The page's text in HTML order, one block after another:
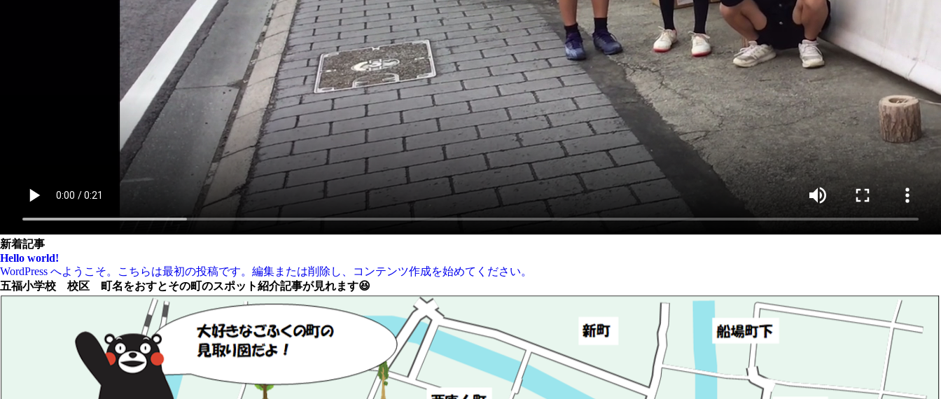
新着記事
Hello world!
WordPress へようこそ。こちらは最初の投稿です。編集または削除し、コンテンツ作成を始めてください。
五福小学校 校区 町名をおすとその町のスポット紹介記事が見れます😆